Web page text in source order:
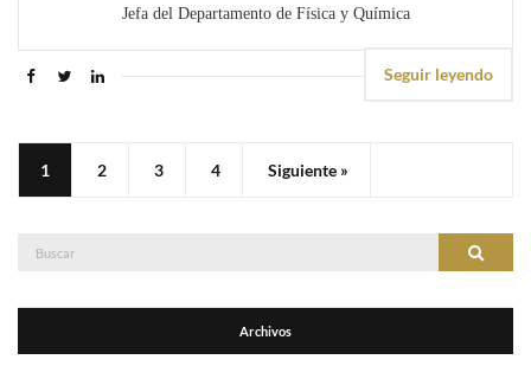
Jefa del Departamento de Física y Química
Seguir leyendo
1 2 3 4 Siguiente »
Buscar
Archivos